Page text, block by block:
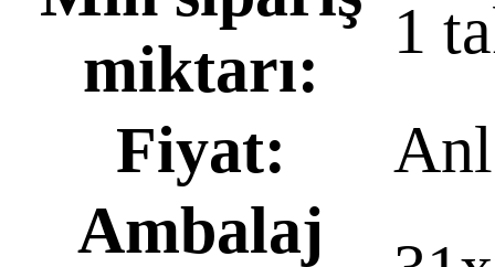
miktarı:
1
Fiyat:
Ambalaj